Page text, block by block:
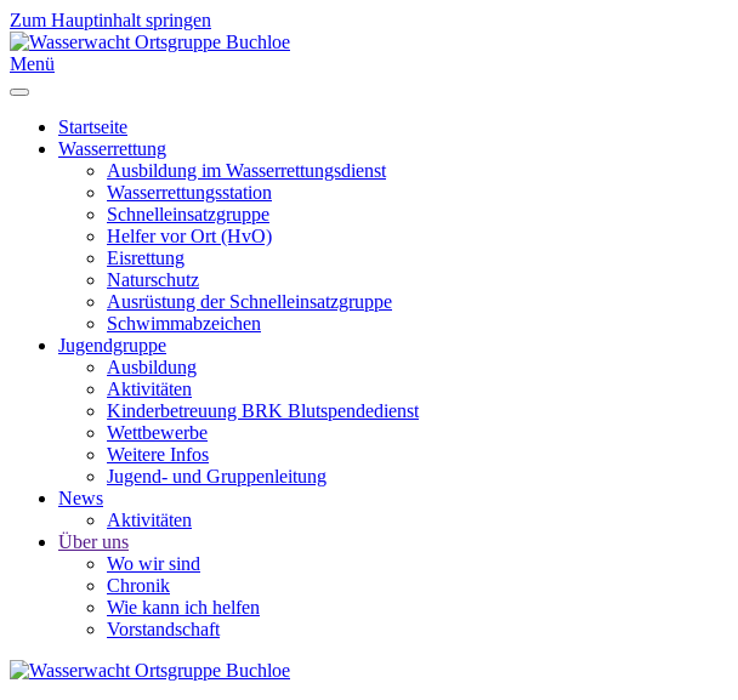
Zum Hauptinhalt springen
Menü
Startseite
Wasserrettung
Ausbildung im Wasserrettungsdienst
Wasserrettungsstation
Schnelleinsatzgruppe
Helfer vor Ort (HvO)
Eisrettung
Naturschutz
Ausrüstung der Schnelleinsatzgruppe
Schwimmabzeichen
Jugendgruppe
Ausbildung
Aktivitäten
Kinderbetreuung BRK Blutspendedienst
Wettbewerbe
Weitere Infos
Jugend- und Gruppenleitung
News
Aktivitäten
Über uns
Wo wir sind
Chronik
Wie kann ich helfen
Vorstandschaft